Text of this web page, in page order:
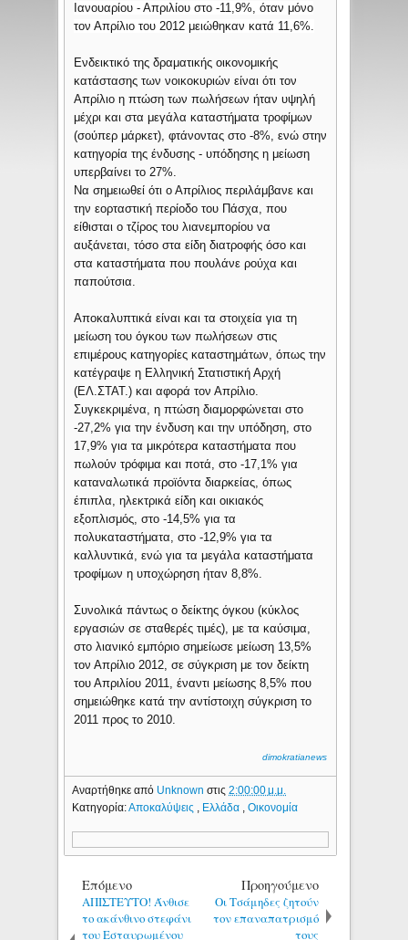
Ιανουαρίου - Απριλίου στο -11,9%, όταν μόνο
τον Απρίλιο του 2012 μειώθηκαν κατά 11,6%.
Ενδεικτικό της δραματικής οικονομικής
κατάστασης των νοικοκυριών είναι ότι τον
Απρίλιο η πτώση των πωλήσεων ήταν υψηλή
μέχρι και στα μεγάλα καταστήματα τροφίμων
(σούπερ μάρκετ), φτάνοντας στο -8%, ενώ στην
κατηγορία της ένδυσης - υπόδησης η μείωση
υπερβαίνει το 27%.
Να σημειωθεί ότι ο Απρίλιος περιλάμβανε και
την εορταστική περίοδο του Πάσχα, που
είθισται ο τζίρος του λιανεμπορίου να
αυξάνεται, τόσο στα είδη διατροφής όσο και
στα καταστήματα που πουλάνε ρούχα και
παπούτσια.
Αποκαλυπτικά είναι και τα στοιχεία για τη
μείωση του όγκου των πωλήσεων στις
επιμέρους κατηγορίες καταστημάτων, όπως την
κατέγραψε η Ελληνική Στατιστική Αρχή
(ΕΛ.ΣΤΑΤ.) και αφορά τον Απρίλιο.
Συγκεκριμένα, η πτώση διαμορφώνεται στο
-27,2% για την ένδυση και την υπόδηση, στο
17,9% για τα μικρότερα καταστήματα που
πωλούν τρόφιμα και ποτά, στο -17,1% για
καταναλωτικά προϊόντα διαρκείας, όπως
έπιπλα, ηλεκτρικά είδη και οικιακός
εξοπλισμός, στο -14,5% για τα
πολυκαταστήματα, στο -12,9% για τα
καλλυντικά, ενώ για τα μεγάλα καταστήματα
τροφίμων η υποχώρηση ήταν 8,8%.
Συνολικά πάντως ο δείκτης όγκου (κύκλος
εργασιών σε σταθερές τιμές), με τα καύσιμα,
στο λιανικό εμπόριο σημείωσε μείωση 13,5%
τον Απρίλιο 2012, σε σύγκριση με τον δείκτη
του Απριλίου 2011, έναντι μείωσης 8,5% που
σημειώθηκε κατά την αντίστοιχη σύγκριση το
2011 προς το 2010.
dimokratianews
Αναρτήθηκε από Unknownστις2:00:00 μ.μ.
Κατηγορία:Αποκαλύψεις Ελλάδα ,Οικονομία
Επόμενο
AΠΙΣΤΕΥΤΟ! Άνθισε
το ακάνθινο στεφάνι
του Εσταυρωμένου
Προηγούμενο
Οι Τσάμηδες ζητούν
τον επαναπατρισμό
τους